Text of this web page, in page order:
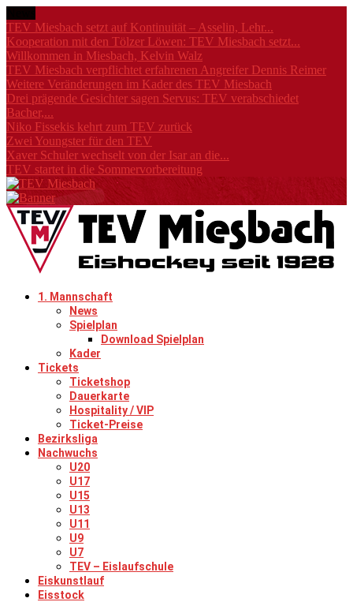
TEV Miesbach setzt auf Kontinuität – Asselin, Lehr...
Kooperation mit den Tölzer Löwen: TEV Miesbach setzt...
Willkommen in Miesbach, Kelvin Walz
TEV Miesbach verpflichtet erfahrenen Angreifer Dennis Reimer
Weitere Veränderungen im Kader des TEV Miesbach
Drei prägende Gesichter sagen Servus: TEV verabschiedet
Bacher,...
Niko Fissekis kehrt zum TEV zurück
Zwei Youngster für den TEV
Xaver Schuler wechselt von der Isar an die...
TEV startet in die Sommervorbereitung
1. Mannschaft
News
Spielplan
Download Spielplan
Kader
Tickets
Ticketshop
Dauerkarte
Hospitality / VIP
Ticket-Preise
Bezirksliga
Nachwuchs
U20
U17
U15
U13
U11
U9
U7
TEV – Eislaufschule
Eiskunstlauf
Eisstock